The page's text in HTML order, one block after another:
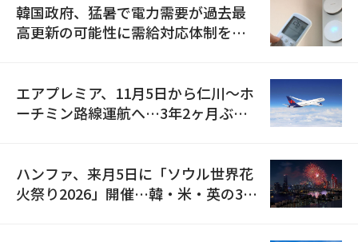
韓国政府、猛暑で電力需要が過去最
高更新の可能性に需給対応体制を点
エアプレミア、11月5日から仁川〜ホ
ーチミン路線運航へ…3年2ヶ月ぶり
ハンファ、来月5日に「ソウル世界花
火祭り2026」開催…韓・米・英の3カ